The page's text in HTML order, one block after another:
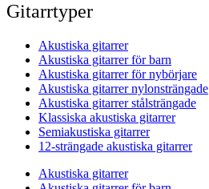
Gitarrtyper
Akustiska gitarrer
Akustiska gitarrer för barn
Akustiska gitarrer för nybörjare
Akustiska gitarrer nylonsträngade
Akustiska gitarrer stålsträngade
Klassiska akustiska gitarrer
Semiakustiska gitarrer
12-strängade akustiska gitarrer
Akustiska gitarrer